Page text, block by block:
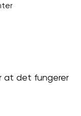
at det fungerer